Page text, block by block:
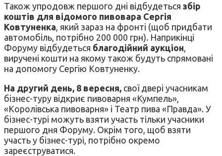
Також упродовж першого дні відбудеться збір
коштів для відомого пивовара Сергія
Ковтуненка , який зараз на фронті (щоб придбати
автомобіль, потрібно 200 000 грн). Наприкінці
Форуму відбудеться благодійний аукціон
виручені кошти на якому також будуть спрямовані
на допомогу Сергію Ковтуненку.
На другий день, 8 вересня, свої двері учасникам
бізнес-туру відкриє пивоварня «Кумпель»,
«Королівська пивоварня» і Театр пива «Правда». У
бізнес-турі можуть взяти участь тільки учасники
першого дня Форуму. Окрім того, щоб взяти
участь у бізнес-турі, потрібно окремо
зареєструватися.